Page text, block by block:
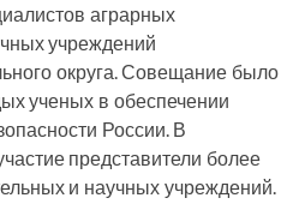
аграрных
учреждений
округа. Совещание было
ученых в обеспечении
России. В
представители более
и научных учреждений.